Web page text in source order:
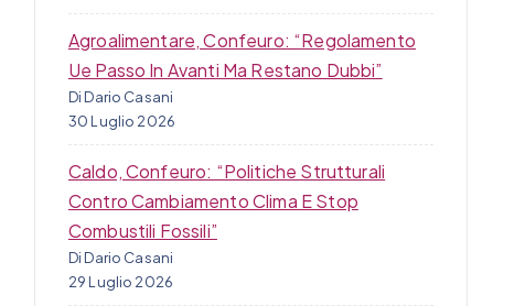
Agroalimentare, Confeuro: “Regolamento
Ue Passo In Avanti Ma Restano Dubbi”
Di Dario Casani
30 Luglio 2026
Caldo, Confeuro: “Politiche Strutturali
Contro Cambiamento Clima E Stop
Combustili Fossili”
Di Dario Casani
29 Luglio 2026